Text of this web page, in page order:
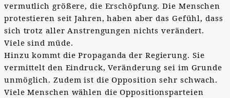
vermutlich größere, die Erschöpfung. Die Menschen
protestieren seit Jahren, haben aber das Gefühl, dass
sich trotz aller Anstrengungen nichts verändert.
Viele sind müde.
Hinzu kommt die Propaganda der Regierung. Sie
vermittelt den Eindruck, Veränderung sei im Grunde
unmöglich. Zudem ist die Opposition sehr schwach.
Viele Menschen wählen die Oppositionsparteien